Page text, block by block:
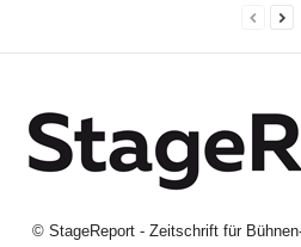
© StageReport - Zeitschrift für